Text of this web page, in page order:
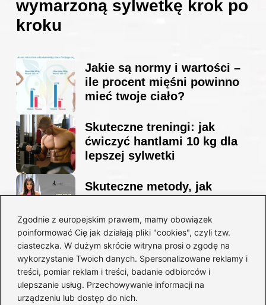
Zgodnie z europejskim prawem, mamy obowiązek
poinformować Cię jak działają pliki "cookies", czyli tzw.
ciasteczka. W dużym skrócie witryna prosi o zgodę na
wykorzystanie Twoich danych. Spersonalizowane reklamy i
treści, pomiar reklam i treści, badanie odbiorców i
ulepszanie usług. Przechowywanie informacji na
urządzeniu lub dostęp do nich.
wymarzoną sylwetkę krok po
kroku
Jakie są normy i wartości –
ile procent mięśni powinno
mieć twoje ciało?
Skuteczne treningi: jak
ćwiczyć hantlami 10 kg dla
lepszej sylwetki
Skuteczne metody, jak
sylwetkę w zaledwie 90 dni
Idealny garnitur: jak dobrać
go do swojej sylwetki?